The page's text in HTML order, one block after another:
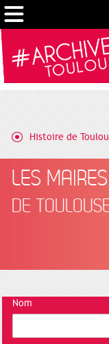
Histoire de
LES MAIRES
DE
Nom
Gestion de vos